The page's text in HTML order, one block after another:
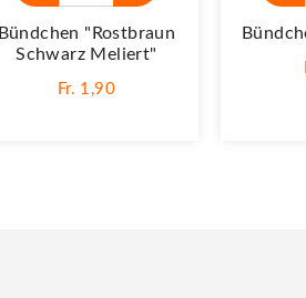
Bündchen "Rostbraun
Schwarz Meliert"
Fr. 1,90